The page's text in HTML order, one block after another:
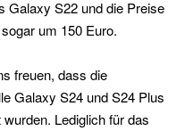
Galaxy S22 und die Preise
um 150 Euro.
freuen, dass die
Galaxy S24 und S24 Plus
Lediglich für das